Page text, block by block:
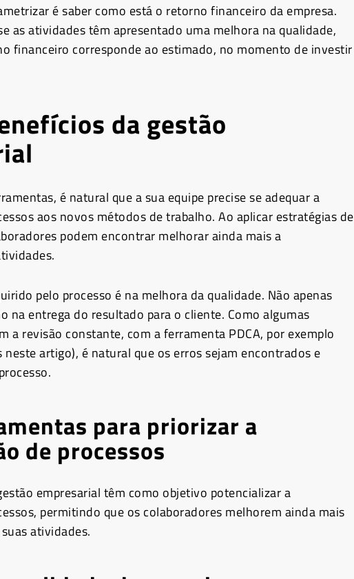
é saber como está o retorno financeiro da empresa.
as atividades têm apresentado uma melhora na qualidade,
financeiro corresponde ao estimado, no momento de investir
da gestão
é natural que a sua equipe precise se adequar a
aos novos métodos de trabalho. Ao aplicar estratégias de
podem encontrar melhorar ainda mais a
pelo processo é na melhora da qualidade. Não apenas
na entrega do resultado para o cliente. Como algumas
a revisão constante, com a ferramenta PDCA, por exemplo
neste artigo), é natural que os erros sejam encontrados e
para priorizar a
de processos
empresarial têm como objetivo potencializar a
permitindo que os colaboradores melhorem ainda mais
atividades.